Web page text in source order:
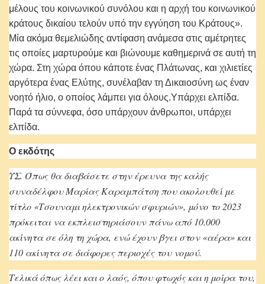
μέλους του κοινωνικού συνόλου και η αρχή του κοινωνικού
κράτους δικαίου τελούν υπό την εγγύηση του Κράτους».
Μία ακόμα θεμελιώδης αντίφαση ανάμεσα στις αμέτρητες
τις οποίες μαρτυρούμε και βιώνουμε καθημερινά σε αυτή τη
χώρα. Στη χώρα όπου κάποτε ένας Πλάτωνας, και χιλιετίες
αργότερα ένας Ελύτης, συνέλαβαν τη Δικαιοσύνη ως έναν
νοητό ήλιο, ο οποίος λάμπει για όλους.Υπάρχει ελπίδα.
Παρά τα σύννεφα, όσο υπάρχουν άνθρωποι, υπάρχει
ελπίδα.
Ο εκδότης
ΥΣ. Όπως θα διαβάσετε στην έρευνα της καλής
συναδέλφου Μαρίας Καραμπάτση που ακολουθεί με
τίτλο «Τσουναμι ηλεκτρονικών σφυριών», μόνο το 2023
πρόκειται να εκπλειστηριάσουν πάνω από 10.000
ακίνητα σε όλη τη χώρα, ενώ έχουν βγει στον «αέρα» και
110 ακίνητα σε διάφορες περιοχές του νομού.
Τελικά όπως λέει και ο λαός, όπου φτωχός και η μοίρα του,